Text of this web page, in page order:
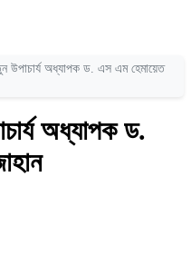
উপাচার্য অধ্যাপক ড. এস এম হেমায়েত
অধ্যাপক ড.